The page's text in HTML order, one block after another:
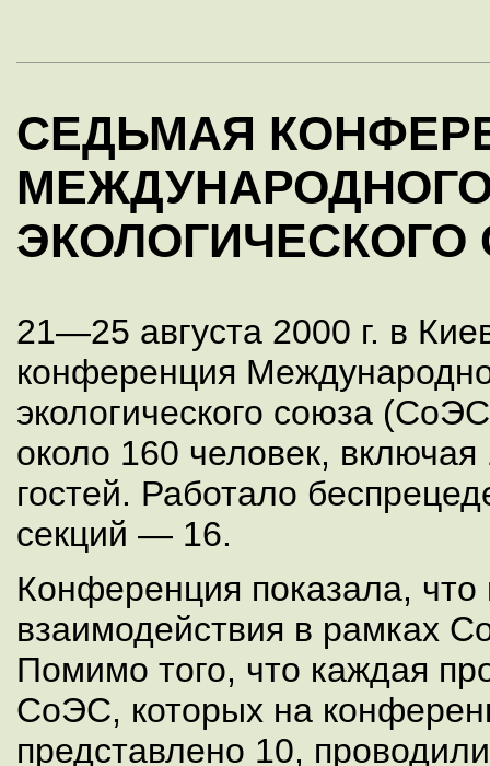
СЕДЬМАЯ
21—25 августа 2000 г. в
конференция
экологического союза
около 160 человек,
гостей. Работало
секций — 16.
Конференция показала, что
взаимодействия в рамках
Помимо того, что каждая
СоЭС, которых на
представлено 10,